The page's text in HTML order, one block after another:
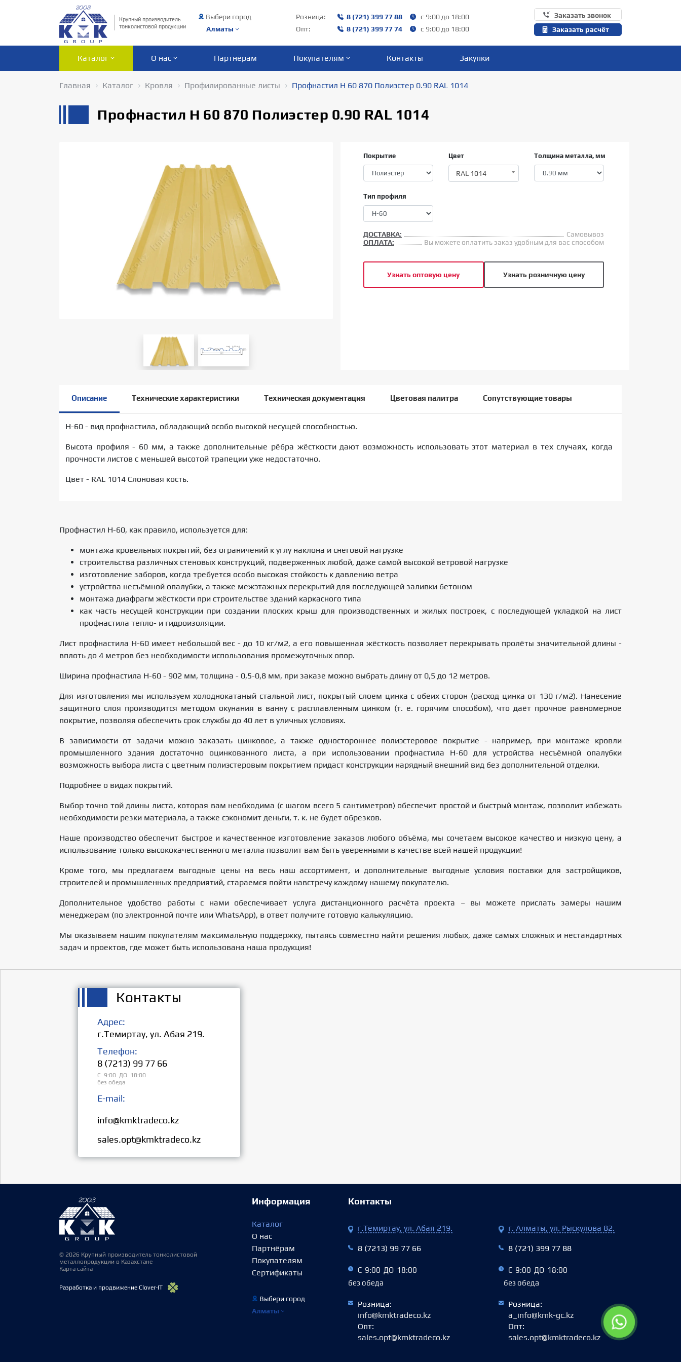
Крупный производитель
тонколистовой продукции
Выбери город
Алматы
Розница: 8 (721) 399 77 88
с 9:00 до 18:00
Опт:
8 (721) 399 77 74 с 9:00 до 18:00
Заказать звонок
Заказать расчёт
Каталог О нас Партнёрам Покупателям Контакты Закупки
Главная Каталог Кровля Профилированные листы Профнастил Н 60 870 Полиэстер 0.90 RAL 1014
Профнастил Н 60 870 Полиэстер 0.90 RAL 1014
Покрытие Цвет
RAL 1014
Толщина металла, мм
Тип профиля
ДОСТАВКА:
Самовывоз
ОПЛАТА:
Вы можете оплатить заказ удобным для вас способом
Узнать оптовую цену Узнать розничную цену
Описание Технические характеристики Техническая документация Цветовая палитра Сопутствующие товары
Н-60 - вид профнастила, обладающий особо высокой несущей способностью.
Высота профиля - 60 мм, а также дополнительные рёбра жёсткости дают возможность использовать этот материал в тех случаях, когда
прочности листов с меньшей высотой трапеции уже недостаточно.
Цвет - RAL 1014 Слоновая кость.
Профнастил Н-60, как правило, используется для:
монтажа кровельных покрытий, без ограничений к углу наклона и снеговой нагрузке
строительства различных стеновых конструкций, подверженных любой, даже самой высокой ветровой нагрузке
изготовление заборов, когда требуется особо высокая стойкость к давлению ветра
устройства несъёмной опалубки, а также межэтажных перекрытий для последующей заливки бетоном
монтажа диафрагм жёсткости при строительстве зданий каркасного типа
как часть несущей конструкции при создании плоских крыш для производственных и жилых построек, с последующей укладкой на лист
профнастила тепло- и гидроизоляции.
Лист профнастила Н-60 имеет небольшой вес - до 10 кг/м2, а его повышенная жёсткость позволяет перекрывать пролёты значительной длины -
вплоть до 4 метров без необходимости использования промежуточных опор.
Ширина профнастила Н-60 - 902 мм, толщина - 0,5-0,8 мм, при заказе можно выбрать длину от 0,5 до 12 метров.
Для изготовления мы используем холоднокатаный стальной лист, покрытый слоем цинка с обеих сторон (расход цинка от 130 г/м2). Нанесение
защитного слоя производится методом окунания в ванну с расплавленным цинком (т. е. горячим способом), что даёт прочное равномерное
покрытие, позволяя обеспечить срок службы до 40 лет в уличных условиях.
В зависимости от задачи можно заказать цинковое, а также одностороннее полиэстеровое покрытие - например, при монтаже кровли
промышленного здания достаточно оцинкованного листа, а при использовании профнастила Н-60 для устройства несъёмной опалубки
возможность выбора листа с цветным полиэстеровым покрытием придаст конструкции нарядный внешний вид без дополнительной отделки.
Подробнее о видах покрытий.
Выбор точно той длины листа, которая вам необходима (с шагом всего 5 сантиметров) обеспечит простой и быстрый монтаж, позволит избежать
необходимости резки материала, а также сэкономит деньги, т. к. не будет обрезков.
Наше производство обеспечит быстрое и качественное изготовление заказов любого объёма, мы сочетаем высокое качество и низкую цену, а
использование только высококачественного металла позволит вам быть уверенными в качестве всей нашей продукции!
Кроме того, мы предлагаем выгодные цены на весь наш ассортимент, и дополнительные выгодные условия поставки для застройщиков,
строителей и промышленных предприятий, стараемся пойти навстречу каждому нашему покупателю.
Дополнительное удобство работы с нами обеспечивает услуга дистанционного расчёта проекта – вы можете прислать замеры нашим
менеджерам (по электронной почте или WhatsАpр), в ответ получите готовую калькуляцию.
Мы оказываем нашим покупателям максимальную поддержку, пытаясь совместно найти решения любых, даже самых сложных и нестандартных
задач и проектов, где может быть использована наша продукция!
Контакты
Адрес:
г.Темиртау, ул. Абая 219.
Телефон:
8 (7213) 99 77 66
С 9:00 ДО 18:00
без обеда
E-mail:
info@kmktradeco.kz
sales.opt@kmktradeco.kz
© 2026 Крупный производитель тонколистовой
металлопродукции в Казахстане
Карта сайта
Разработка и продвижение Clover-IT
Информация
Каталог
О нас
Партнёрам
Покупателям
Сертификаты
Выбери город
Алматы
Контакты
г.Темиртау, ул. Абая 219.
8 (7213) 99 77 66
С 9:00 ДО 18:00
без обеда
Розница:
info@kmktradeco.kz
Опт:
sales.opt@kmktradeco.kz
г. Алматы, ул. Рыскулова 82.
8 (721) 399 77 88
С 9:00 ДО 18:00
без обеда
Розница:
a_info@kmk-gc.kz
Опт:
sales.opt@kmktradeco.kz